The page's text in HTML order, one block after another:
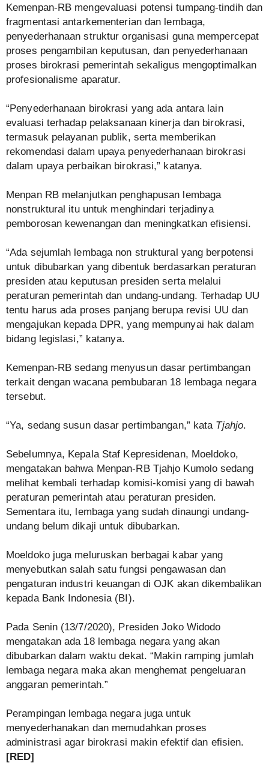
Kemenpan-RB mengevaluasi potensi tumpang-tindih dan
fragmentasi antarkementerian dan lembaga,
penyederhanaan struktur organisasi guna mempercepat
proses pengambilan keputusan, dan penyederhanaan
proses birokrasi pemerintah sekaligus mengoptimalkan
profesionalisme aparatur.
“Penyederhanaan birokrasi yang ada antara lain
evaluasi terhadap pelaksanaan kinerja dan birokrasi,
termasuk pelayanan publik, serta memberikan
rekomendasi dalam upaya penyederhanaan birokrasi
dalam upaya perbaikan birokrasi,” katanya.
Menpan RB melanjutkan penghapusan lembaga
nonstruktural itu untuk menghindari terjadinya
pemborosan kewenangan dan meningkatkan efisiensi.
“Ada sejumlah lembaga non struktural yang berpotensi
untuk dibubarkan yang dibentuk berdasarkan peraturan
presiden atau keputusan presiden serta melalui
peraturan pemerintah dan undang-undang. Terhadap UU
tentu harus ada proses panjang berupa revisi UU dan
mengajukan kepada DPR, yang mempunyai hak dalam
bidang legislasi,” katanya.
Kemenpan-RB sedang menyusun dasar pertimbangan
terkait dengan wacana pembubaran 18 lembaga negara
tersebut.
“Ya, sedang susun dasar pertimbangan,” kata Tjahjo.
Sebelumnya, Kepala Staf Kepresidenan, Moeldoko,
mengatakan bahwa Menpan-RB Tjahjo Kumolo sedang
melihat kembali terhadap komisi-komisi yang di bawah
peraturan pemerintah atau peraturan presiden.
Sementara itu, lembaga yang sudah dinaungi undang-
undang belum dikaji untuk dibubarkan.
Moeldoko juga meluruskan berbagai kabar yang
menyebutkan salah satu fungsi pengawasan dan
pengaturan industri keuangan di OJK akan dikembalikan
kepada Bank Indonesia (BI).
Pada Senin (13/7/2020), Presiden Joko Widodo
mengatakan ada 18 lembaga negara yang akan
dibubarkan dalam waktu dekat. “Makin ramping jumlah
lembaga negara maka akan menghemat pengeluaran
anggaran pemerintah.”
Perampingan lembaga negara juga untuk
menyederhanakan dan memudahkan proses
administrasi agar birokrasi makin efektif dan efisien.
[RED]